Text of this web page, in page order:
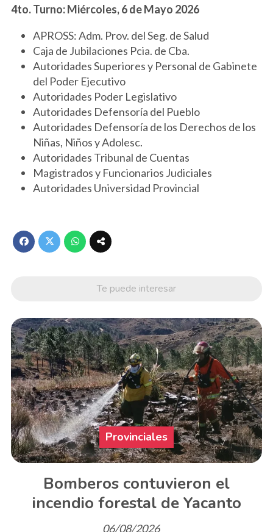
4to. Turno: Miércoles, 6 de Mayo 2026
APROSS: Adm. Prov. del Seg. de Salud
Caja de Jubilaciones Pcia. de Cba.
Autoridades Superiores y Personal de Gabinete
del Poder Ejecutivo
Autoridades Poder Legislativo
Autoridades Defensoría del Pueblo
Autoridades Defensoría de los Derechos de los
Niñas, Niños y Adolesc.
Autoridades Tribunal de Cuentas
Magistrados y Funcionarios Judiciales
Autoridades Universidad Provincial
Te puede interesar
Bomberos contuvieron el
incendio forestal de Yacanto
Provinciales
06/08/2026